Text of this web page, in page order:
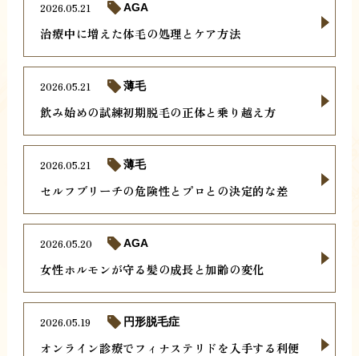
治療中に増えた体毛の処理とケア方法
2026.05.21 AGA
飲み始めの試練初期脱毛の正体と乗り越え方
2026.05.21 薄毛
セルフブリーチの危険性とプロとの決定的な差
2026.05.21 薄毛
女性ホルモンが守る髪の成長と加齢の変化
2026.05.20 AGA
オンライン診療でフィナステリドを入手する利便
2026.05.19 円形脱毛症